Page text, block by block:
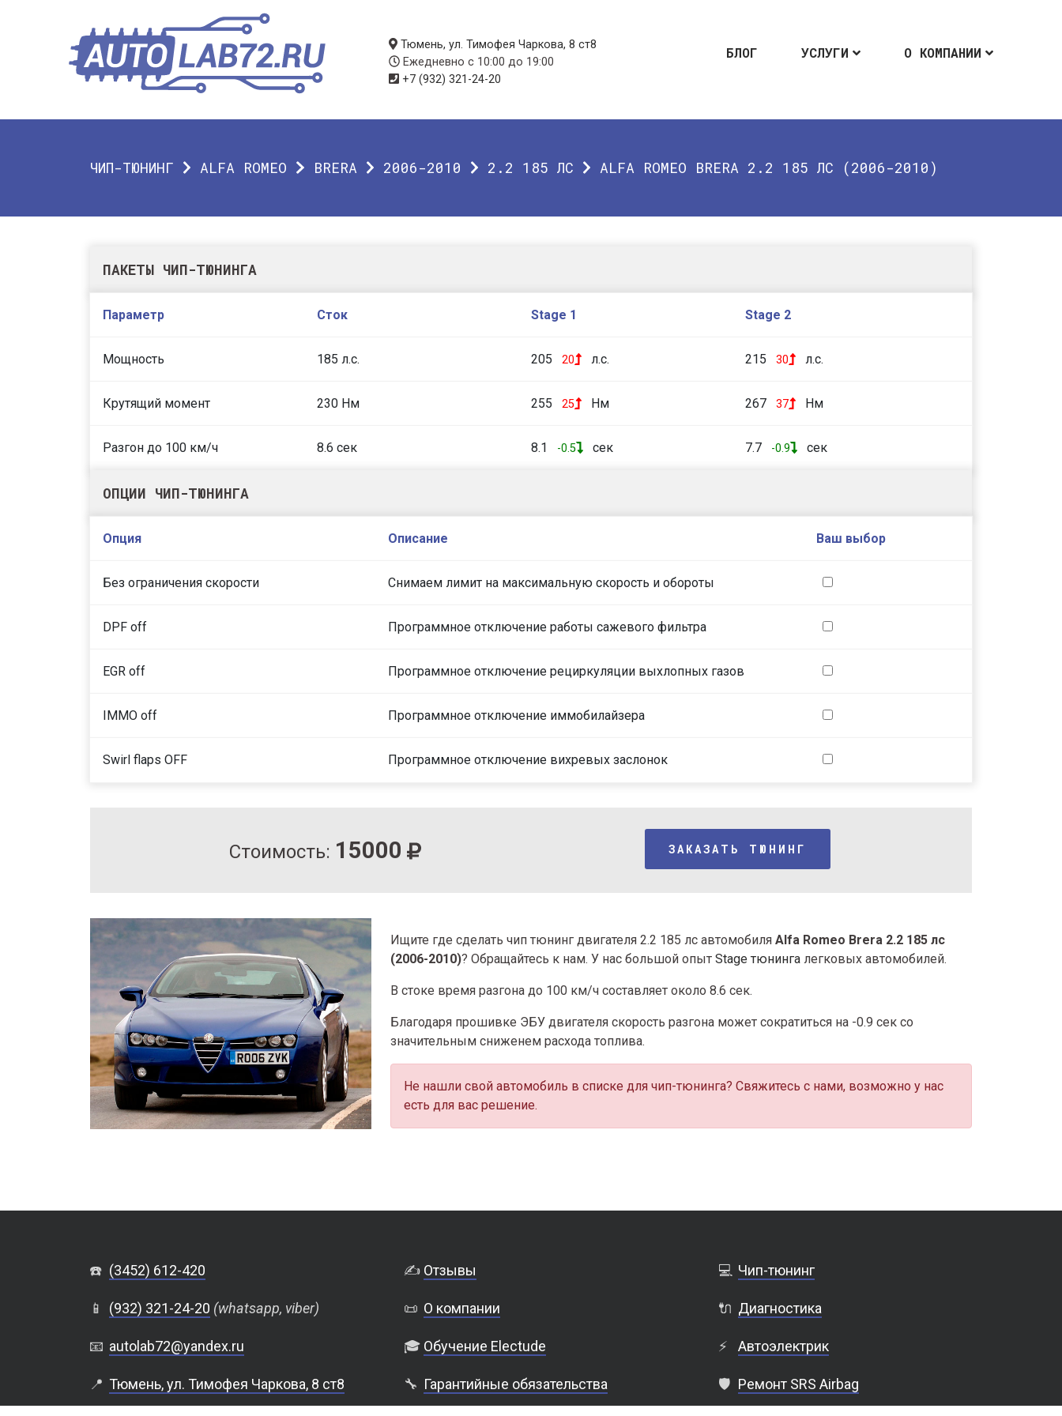
БЛОГ УСЛУГИ О КОМПАНИИ
Тюмень, ул. Тимофея Чаркова, 8 ст8
Ежедневно с 10:00 до 19:00
+7 (932) 321-24-20
ЧИП-ТЮНИНГ ALFA ROMEO BRERA 2006-2010 2.2 185 ЛС ALFA ROMEO BRERA 2.2 185 ЛС (2006-2010)
ПАКЕТЫ ЧИП-ТЮНИНГА
Параметр Сток Stage 1 Stage 2
Мощность 185 л.с. 205 20 л.с. 215 30 л.с.
Крутящий момент 230 Нм 255 25 Нм 267 37 Нм
Разгон до 100 км/ч 8.6 сек 8.1 -0.5 сек 7.7 -0.9 сек
ОПЦИИ ЧИП-ТЮНИНГА
Опция Описание Ваш выбор
Без ограничения скорости Снимаем лимит на максимальную скорость и обороты
DPF off Программное отключение работы сажевого фильтра
EGR off Программное отключение рециркуляции выхлопных газов
IMMO off Программное отключение иммобилайзера
Swirl flaps OFF Программное отключение вихревых заслонок
Стоимость: 15000 ЗАКАЗАТЬ ТЮНИНГ
Ищите где сделать чип тюнинг двигателя 2.2 185 лс автомобиля Alfa Romeo Brera 2.2 185 лс
(2006-2010)? Обращайтесь к нам. У нас большой опыт Stage тюнинга легковых автомобилей.
В стоке время разгона до 100 км/ч составляет около 8.6 сек.
Благодаря прошивке ЭБУ двигателя скорость разгона может сократиться на -0.9 сек со
значительным сниженем расхода топлива.
Не нашли свой автомобиль в списке для чип-тюнинга? Свяжитесь с нами, возможно у нас
есть для вас решение.
☎️ (3452) 612-420
📱 (932) 321-24-20 (whatsapp, viber)
📧 autolab72@yandex.ru
📍 Тюмень, ул. Тимофея Чаркова, 8 ст8
✍️ Отзывы
📜 О компании
🎓 Обучение Electude
🔧 Гарантийные обязательства
💻 Чип-тюнинг
🔌 Диагностика
⚡ Автоэлектрик
🛡️ Ремонт SRS Airbag